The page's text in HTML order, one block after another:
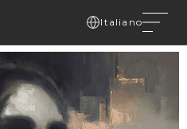
Italiano